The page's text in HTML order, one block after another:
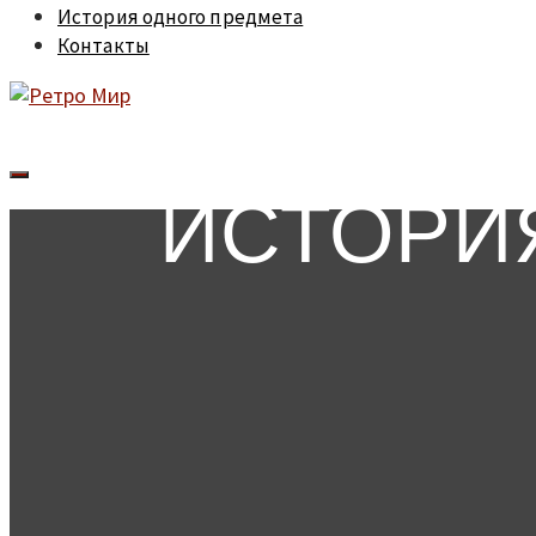
История одного предмета
Контакты